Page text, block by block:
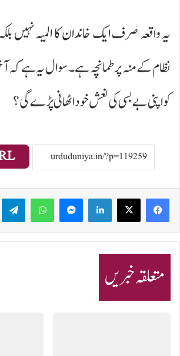
یہ واقعہ صرف ایک خاندان کا المیہ
نظام کے منہ پر طمانچہ ہے۔ سوال یہ ہے
کو اپنی بے بسی کی نعش خود اٹھانی پڑے گی؟
LinkedIn
WhatsApp
متعلقہ خبریں